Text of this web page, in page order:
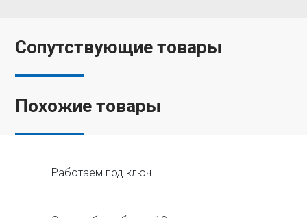
Сопутствующие товары
Похожие товары
Работаем под ключ